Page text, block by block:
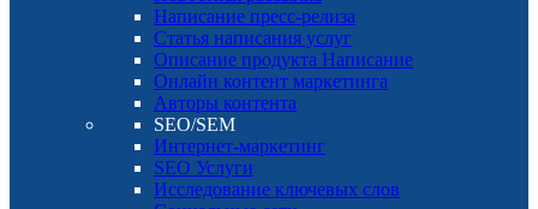
Написание пресс-релиза
Статья написания услуг
Описание продукта Написание
Онлайн контент маркетинга
Авторы контента
SEO/SEM
Интернет-маркетинг
SEO Услуги
Исследование ключевых слов